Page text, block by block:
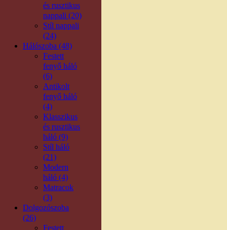
és rusztikus
nappali (20)
Stíl nappali
(24)
Hálószoba (48)
Festett
fenyő háló
(6)
Antikolt
fenyő háló
(4)
Klasszikus
és rusztikus
háló (9)
Stíl háló
(21)
Modern
háló (4)
Matracok
(3)
Dolgozószoba
(26)
Festett